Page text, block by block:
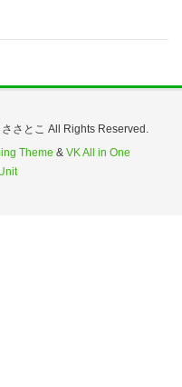
さとこ All Rights Reserved.
Theme & VK All in One